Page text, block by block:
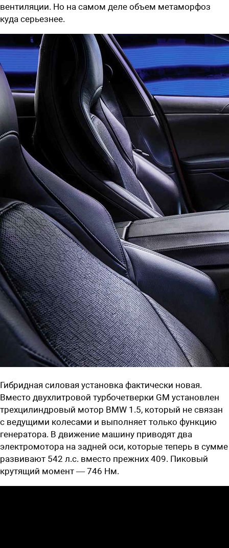
вентиляции. Но на самом деле объем метаморфоз
куда серьезнее.
Гибридная силовая установка фактически новая.
Вместо двухлитровой турбочетверки GM установлен
трехцилиндровый мотор BMW 1.5, который не связан
с ведущими колесами и выполняет только функцию
генератора. В движение машину приводят два
электромотора на задней оси, которые теперь в сумме
развивают 542 л.с. вместо прежних 409. Пиковый
крутящий момент — 746 Нм.